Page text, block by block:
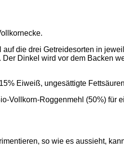
die drei Getreidesorten in
Dinkel wird vor dem Backen
Eiweiß, ungesättigte
Vollkorn-Roggenmehl (50%) für
so wie es aussieht,